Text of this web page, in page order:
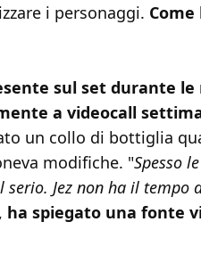
i personaggi.
sul set durante le
a videocall
un collo di bottiglia
modifiche. "Spesso
serio. Jez non ha il tempo
ha spiegato una fonte